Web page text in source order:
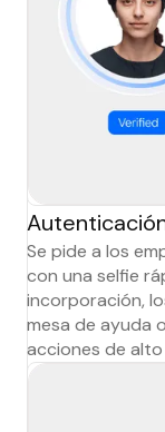
Se pide a los
con una selfie
incorporación,
mesa de ayuda
acciones de alto